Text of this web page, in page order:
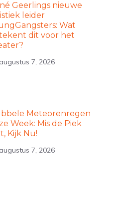
Geerlings nieuwe
leider
Wat
dit voor het
augustus 7, 2026
Meteorenregen
Week: Mis de Piek
Kijk Nu!
augustus 7, 2026